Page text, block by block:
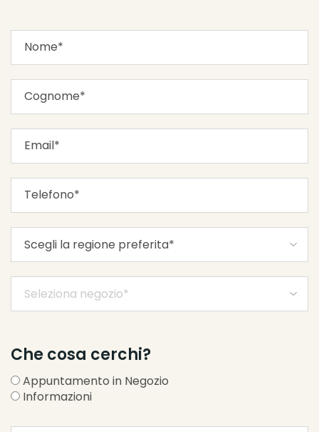
Che cosa cerchi?
Appuntamento in Negozio
Informazioni